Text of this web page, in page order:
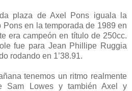
plaza de Axel Pons iguala la
en la temporada de 1989 en
era campeón en título de 250cc.
fue para Jean Phillipe Ruggia
rodando en 1’38.91.
tenemos un ritmo realmente
Sam Lowes y también Axel y